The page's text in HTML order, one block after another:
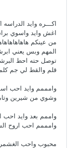
اكـــره وايد
اغش وايد واسوي
من عينكم
المهم وبس يعني
توصل حته احط
قلم والقط لي جم
وامممم وايد احب
وشوي من شيرين
واممم بعد وايد احب
وامممم احب اروح
محبوب واحب